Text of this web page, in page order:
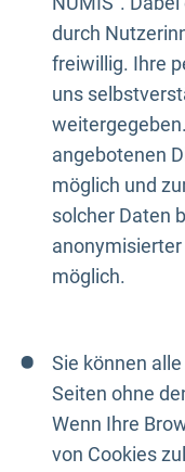
durch
freiwillig. Ihre
uns
angebotenen
möglich und
solcher Daten
möglich.
Sie können
Seiten ohne
Wenn Ihre
von Cookies